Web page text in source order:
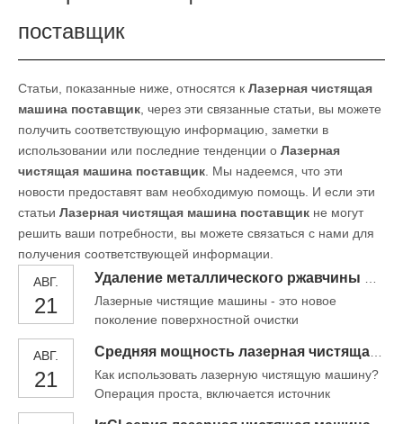
поставщик
Статьи, показанные ниже, относятся к Лазерная чистящая
машина поставщик , через эти связанные статьи, вы можете
получить соответствующую информацию, заметки в
использовании или последние тенденции о Лазерная
чистящая машина поставщик . Мы надеемся, что эти
новости предоставят вам необходимую помощь. И если эти
статьи Лазерная чистящая машина поставщик не могут
решить ваши потребности, вы можете связаться с нами для
получения соответствующей информации.
АВГ.
21
Лазерные чистящие машины - это новое
поколение поверхностной очистки
установки, манипулирования и автоматизации.
Впростая операция, доступ к власти, открытое
оборудование, вы можете проводить
АВГ.
21
Как использовать лазерную чистящую машину?
Операция проста, включается источник